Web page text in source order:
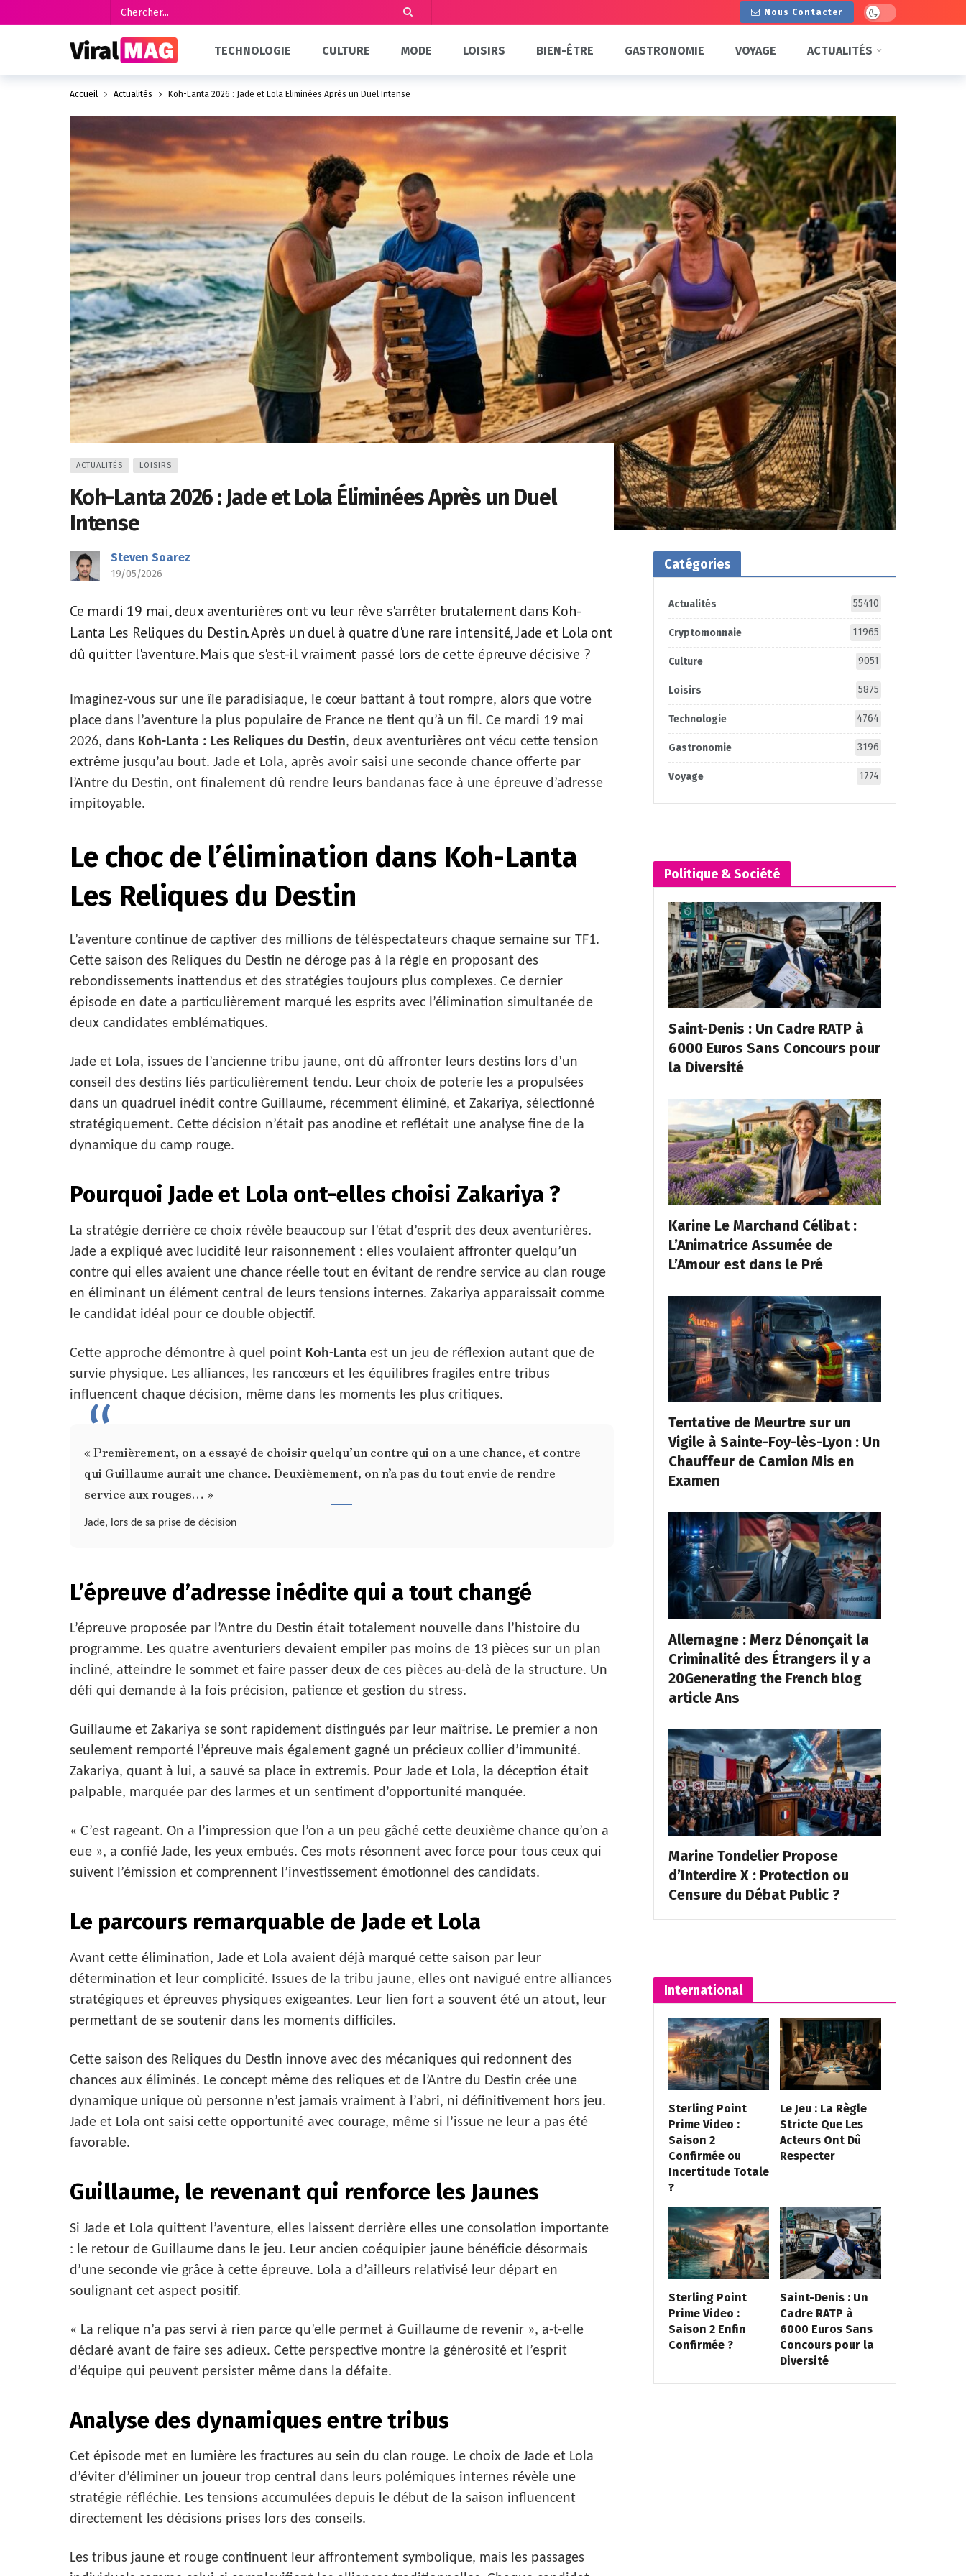
Nous Contacter Dark mode
TECHNOLOGIE CULTURE MODE LOISIRS BIEN-ÊTRE GASTRONOMIE VOYAGE ACTUALITÉS
Accueil Actualités Koh-Lanta 2026 : Jade et Lola Éliminées Après un Duel Intense
ACTUALITÉS LOISIRS
Koh-Lanta 2026 : Jade et Lola Éliminées Après un Duel
Intense
Steven Soarez
19/05/2026
Ce mardi 19 mai, deux aventurières ont vu leur rêve s'arrêter brutalement dans Koh-
Lanta Les Reliques du Destin. Après un duel à quatre d'une rare intensité, Jade et Lola ont
dû quitter l'aventure. Mais que s'est-il vraiment passé lors de cette épreuve décisive ?
Imaginez-vous sur une île paradisiaque, le cœur battant à tout rompre, alors que votre
place dans l’aventure la plus populaire de France ne tient qu’à un fil. Ce mardi 19 mai
2026, dans Koh-Lanta : Les Reliques du Destin, deux aventurières ont vécu cette tension
extrême jusqu’au bout. Jade et Lola, après avoir saisi une seconde chance offerte par
l’Antre du Destin, ont finalement dû rendre leurs bandanas face à une épreuve d’adresse
impitoyable.
Le choc de l’élimination dans Koh-Lanta
Les Reliques du Destin
L’aventure continue de captiver des millions de téléspectateurs chaque semaine sur TF1.
Cette saison des Reliques du Destin ne déroge pas à la règle en proposant des
rebondissements inattendus et des stratégies toujours plus complexes. Ce dernier
épisode en date a particulièrement marqué les esprits avec l’élimination simultanée de
deux candidates emblématiques.
Jade et Lola, issues de l’ancienne tribu jaune, ont dû affronter leurs destins lors d’un
conseil des destins liés particulièrement tendu. Leur choix de poterie les a propulsées
dans un quadruel inédit contre Guillaume, récemment éliminé, et Zakariya, sélectionné
stratégiquement. Cette décision n’était pas anodine et reflétait une analyse fine de la
dynamique du camp rouge.
Pourquoi Jade et Lola ont-elles choisi Zakariya ?
La stratégie derrière ce choix révèle beaucoup sur l’état d’esprit des deux aventurières.
Jade a expliqué avec lucidité leur raisonnement : elles voulaient affronter quelqu’un
contre qui elles avaient une chance réelle tout en évitant de rendre service au clan rouge
en éliminant un élément central de leurs tensions internes. Zakariya apparaissait comme
le candidat idéal pour ce double objectif.
Cette approche démontre à quel point Koh-Lanta est un jeu de réflexion autant que de
survie physique. Les alliances, les rancœurs et les équilibres fragiles entre tribus
influencent chaque décision, même dans les moments les plus critiques.
« Premièrement, on a essayé de choisir quelqu’un contre qui on a une chance, et contre
qui Guillaume aurait une chance. Deuxièmement, on n’a pas du tout envie de rendre
service aux rouges… »
Jade, lors de sa prise de décision
L’épreuve d’adresse inédite qui a tout changé
L’épreuve proposée par l’Antre du Destin était totalement nouvelle dans l’histoire du
programme. Les quatre aventuriers devaient empiler pas moins de 13 pièces sur un plan
incliné, atteindre le sommet et faire passer deux de ces pièces au-delà de la structure. Un
défi qui demande à la fois précision, patience et gestion du stress.
Guillaume et Zakariya se sont rapidement distingués par leur maîtrise. Le premier a non
seulement remporté l’épreuve mais également gagné un précieux collier d’immunité.
Zakariya, quant à lui, a sauvé sa place in extremis. Pour Jade et Lola, la déception était
palpable, marquée par des larmes et un sentiment d’opportunité manquée.
« C’est rageant. On a l’impression que l’on a un peu gâché cette deuxième chance qu’on a
eue », a confié Jade, les yeux embués. Ces mots résonnent avec force pour tous ceux qui
suivent l’émission et comprennent l’investissement émotionnel des candidats.
Le parcours remarquable de Jade et Lola
Avant cette élimination, Jade et Lola avaient déjà marqué cette saison par leur
détermination et leur complicité. Issues de la tribu jaune, elles ont navigué entre alliances
stratégiques et épreuves physiques exigeantes. Leur lien fort a souvent été un atout, leur
permettant de se soutenir dans les moments difficiles.
Cette saison des Reliques du Destin innove avec des mécaniques qui redonnent des
chances aux éliminés. Le concept même des reliques et de l’Antre du Destin crée une
dynamique unique où personne n’est jamais vraiment à l’abri, ni définitivement hors jeu.
Jade et Lola ont saisi cette opportunité avec courage, même si l’issue ne leur a pas été
favorable.
Guillaume, le revenant qui renforce les Jaunes
Si Jade et Lola quittent l’aventure, elles laissent derrière elles une consolation importante
: le retour de Guillaume dans le jeu. Leur ancien coéquipier jaune bénéficie désormais
d’une seconde vie grâce à cette épreuve. Lola a d’ailleurs relativisé leur départ en
soulignant cet aspect positif.
« La relique n’a pas servi à rien parce qu’elle permet à Guillaume de revenir », a-t-elle
déclaré avant de faire ses adieux. Cette perspective montre la générosité et l’esprit
d’équipe qui peuvent persister même dans la défaite.
Analyse des dynamiques entre tribus
Cet épisode met en lumière les fractures au sein du clan rouge. Le choix de Jade et Lola
d’éviter d’éliminer un joueur trop central dans leurs polémiques internes révèle une
stratégie réfléchie. Les tensions accumulées depuis le début de la saison influencent
directement les décisions prises lors des conseils.
Les tribus jaune et rouge continuent leur affrontement symbolique, mais les passages
Catégories
Actualités 55410
Cryptomonnaie 11965
Culture 9051
Loisirs 5875
Technologie 4764
Gastronomie 3196
Voyage 1774
Politique & Société
Saint-Denis : Un Cadre RATP à
6000 Euros Sans Concours pour
la Diversité
Karine Le Marchand Célibat :
L’Animatrice Assumée de
L’Amour est dans le Pré
Tentative de Meurtre sur un
Vigile à Sainte-Foy-lès-Lyon : Un
Chauffeur de Camion Mis en
Examen
Allemagne : Merz Dénonçait la
Criminalité des Étrangers il y a
20Generating the French blog
article Ans
Marine Tondelier Propose
d’Interdire X : Protection ou
Censure du Débat Public ?
International
Sterling Point
Prime Video :
Saison 2
Confirmée ou
Incertitude Totale
?
Le Jeu : La Règle
Stricte Que Les
Acteurs Ont Dû
Respecter
Sterling Point
Prime Video :
Saison 2 Enfin
Confirmée ?
Saint-Denis : Un
Cadre RATP à
6000 Euros Sans
Concours pour la
Diversité